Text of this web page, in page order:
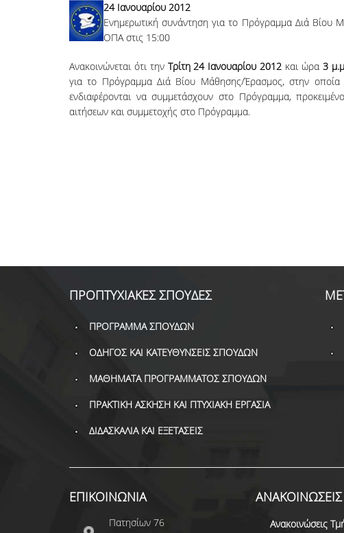
24 Ιανουαρίου 2012
Ενημερωτική συνάντηση για το Πρόγραμμα Διά Βίου
ΟΠΑ στις 15:00
Ανακοινώνεται ότι την Τρίτη 24 Ιανουαρίου 2012 και ώρα3
για το Πρόγραμμα Διά Βίου Μάθησης/Έρασμος, στην οποία
ενδιαφέρονται να συμμετάσχουν στο Πρόγραμμα,
αιτήσεων και συμμετοχής στο Πρόγραμμα.
ΠΡΟΠΤΥΧΙΑΚΕΣ ΣΠΟΥΔΕΣ
ΠΡΟΓΡΑΜΜΑ ΣΠΟΥΔΩΝ
ΟΔΗΓΟΣ ΚΑΙ ΚΑΤΕΥΘΥΝΣΕΙΣ ΣΠΟΥΔΩΝ
ΜΑΘΗΜΑΤΑ ΠΡΟΓΡΑΜΜΑΤΟΣ ΣΠΟΥΔΩΝ
ΠΡΑΚΤΙΚΗ ΑΣΚΗΣΗ ΚΑΙ ΠΤΥΧΙΑΚΗ ΕΡΓΑΣΙΑ
ΔΙΔΑΣΚΑΛΙΑ ΚΑΙ ΕΞΕΤΑΣΕΙΣ
ΕΠΙΚΟΙΝΩΝΙΑ
Πατησίων 76
Ανακοινώσεις